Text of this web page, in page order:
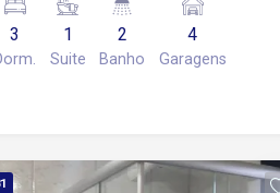
de serviço, quintal espaço
com churrasqueira, 4 vagas de
sendo 2 cobertas, portaria
3 1
Suite
2
Banho
4
Garagens